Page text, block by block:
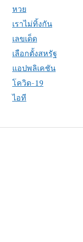
หวย
เราไม่ทิ้งกัน
เลขเด็ด
เลือกตั้งสหรัฐ
แอปพลิเคชัน
โควิด-19
ไอที